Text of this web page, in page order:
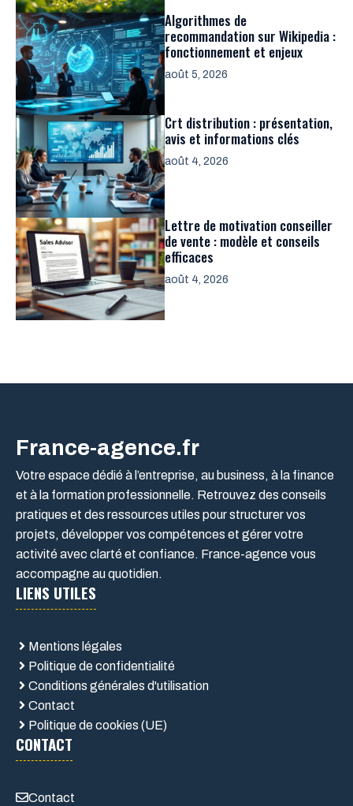
Algorithmes de
recommandation sur Wikipedia :
fonctionnement et enjeux
août 5, 2026
Crt distribution : présentation,
avis et informations clés
août 4, 2026
Lettre de motivation conseiller
de vente : modèle et conseils
efficaces
août 4, 2026
France-agence.fr
Votre espace dédié à l’entreprise, au business, à la finance
et à la formation professionnelle. Retrouvez des conseils
pratiques et des ressources utiles pour structurer vos
projets, développer vos compétences et gérer votre
activité avec clarté et confiance. France-agence vous
accompagne au quotidien.
LIENS UTILES
Mentions légales
Politique de confidentialité
Conditions générales d'utilisation
Contact
Politique de cookies (UE)
CONTACT
Contact